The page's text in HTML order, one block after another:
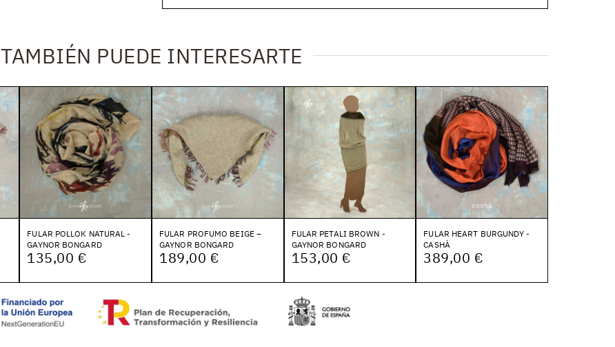
TAMBIÉN PUEDE INTERESARTE
FULAR POLLOK NATURAL -
GAYNOR BONGARD
135,00 €
FULAR PROFUMO BEIGE –
GAYNOR BONGARD
189,00 €
FULAR PETALI BROWN -
GAYNOR BONGARD
153,00 €
FULAR HEART BURGUNDY -
CASHÀ
389,00 €